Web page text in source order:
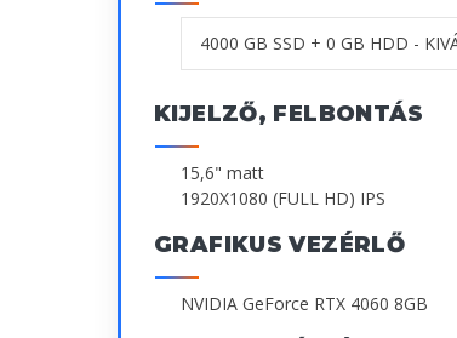
KIJELZŐ, FELBONTÁS
15,6" matt
1920X1080 (FULL HD) IPS
GRAFIKUS VEZÉRLŐ
NVIDIA GeForce RTX 4060 8GB